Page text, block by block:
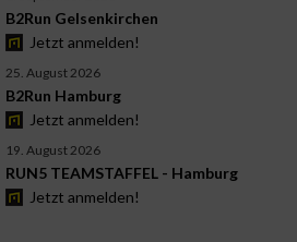
B2Run Gelsenkirchen
Jetzt anmelden!
25. August 2026
B2Run Hamburg
Jetzt anmelden!
19. August 2026
RUN5 TEAMSTAFFEL - Hamburg
Jetzt anmelden!